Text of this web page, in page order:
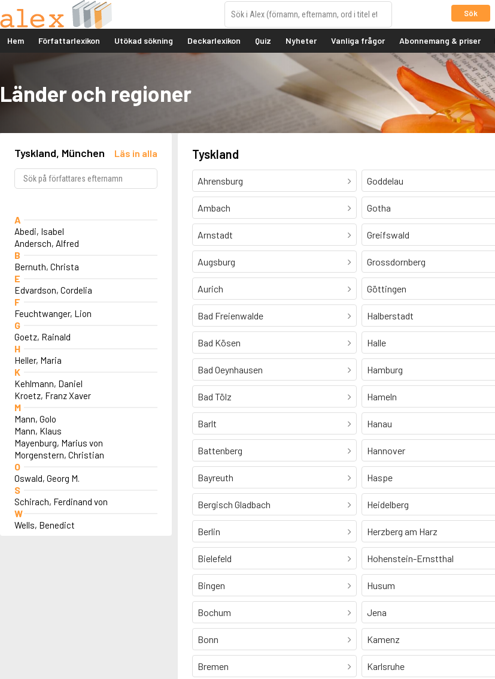
Sök
Hem Författarlexikon Utökad sökning Deckarlexikon Quiz Nyheter Vanliga frågor Abonnemang & priser
Länder och regioner
Tyskland, München Läs in alla
A
Abedi, Isabel
Andersch, Alfred
B
Bernuth, Christa
E
Edvardson, Cordelia
F
Feuchtwanger, Lion
G
Goetz, Rainald
H
Heller, Maria
K
Kehlmann, Daniel
Kroetz, Franz Xaver
M
Mann, Golo
Mann, Klaus
Mayenburg, Marius von
Morgenstern, Christian
O
Oswald, Georg M.
S
Schirach, Ferdinand von
W
Wells, Benedict
Tyskland
Ahrensburg
Ambach
Arnstadt
Augsburg
Aurich
Bad Freienwalde
Bad Kösen
Bad Oeynhausen
Bad Tölz
Barlt
Battenberg
Bayreuth
Bergisch Gladbach
Berlin
Bielefeld
Bingen
Bochum
Bonn
Bremen
Goddelau
Gotha
Greifswald
Grossdornberg
Göttingen
Halberstadt
Halle
Hamburg
Hameln
Hanau
Hannover
Haspe
Heidelberg
Herzberg am Harz
Hohenstein-Ernstthal
Husum
Jena
Kamenz
Karlsruhe